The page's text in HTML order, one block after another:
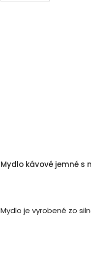
Mydlo kávové jemné s
Mydlo je vyrobené zo